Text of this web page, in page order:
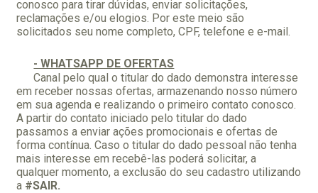
conosco para tirar dúvidas, enviar solicitações,
reclamações e/ou elogios. Por este meio são
solicitados seu nome completo, CPF, telefone e e-mail.
- WHATSAPP DE OFERTAS
Canal pelo qual o titular do dado demonstra interesse
em receber nossas ofertas, armazenando nosso número
em sua agenda e realizando o primeiro contato conosco.
A partir do contato iniciado pelo titular do dado
passamos a enviar ações promocionais e ofertas de
forma contínua. Caso o titular do dado pessoal não tenha
mais interesse em recebê-las poderá solicitar, a
qualquer momento, a exclusão do seu cadastro utilizando
a #SAIR.